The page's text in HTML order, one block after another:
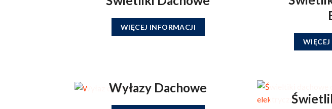
WIĘCEJ INFORMACJI
Wyłazy Dachowe